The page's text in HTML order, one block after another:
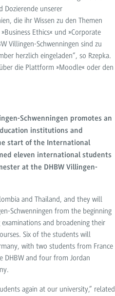
Dozierende unserer
die ihr Wissen zu den Themen
Ethics« und »Corporate
Villingen-Schwenningen sind zu
herzlich eingeladen“, so Rzepka.
die Plattform »Moodle« oder den
Schwenningen promotes an
institutions and
start of the International
eleven international students
at the DHBW Villingen-
and Thailand, and they will
Schwenningen from the beginning
and broadening their
Six of the students will
with two students from France
DHBW and four from Jordan
again at our university,” related